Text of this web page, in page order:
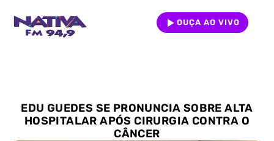
OUÇA AO VIVO
EDU GUEDES SE PRONUNCIA SOBRE ALTA
HOSPITALAR APÓS CIRURGIA CONTRA O
CÂNCER